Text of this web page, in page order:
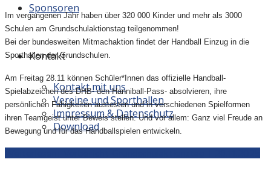
Sponsoren
Kontakt
Kontakt mit uns
Vereine und Sporthallen
Impressum & Datenschutz
Download
Im vergangenen Jahr haben über 320 000 Kinder und mehr als 3000
Schulen am Grundschulaktionstag teilgenommen!
Bei der bundesweiten Mitmachaktion findet der Handball Einzug in die
Sporthallen der Grundschulen.
Am Freitag 28.11 können Schüler*Innen das offizielle Handball-
Spielabzeichen des DHB- den Hanniball-Pass- absolvieren, ihre
persönlichen Fähigkeiten austesten und in verschiedenen Spielformen
ihren Teamgeist unter Beweis stellen. Und vor allem: Ganz viel Freude an
Bewegung und für das Handballspielen entwickeln.